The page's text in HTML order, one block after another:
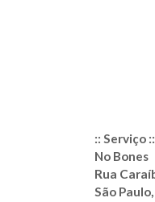
:: Serviço ::
No Bones
Rua
São Paulo,